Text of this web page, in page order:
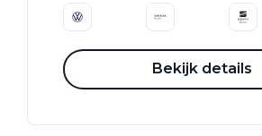
Bekijk details